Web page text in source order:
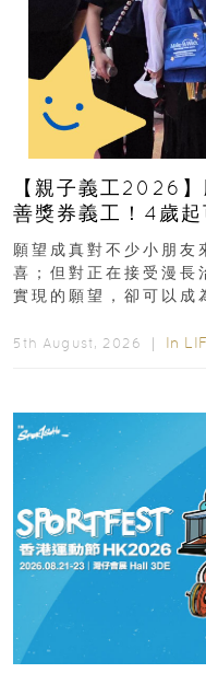
【親子義工2026
善獎券義工！4歲
新界
願望成真對不少小朋友
喜；但對正在接受漫長
實現的願望，卻可以成
5th August, 2026 ｜ In